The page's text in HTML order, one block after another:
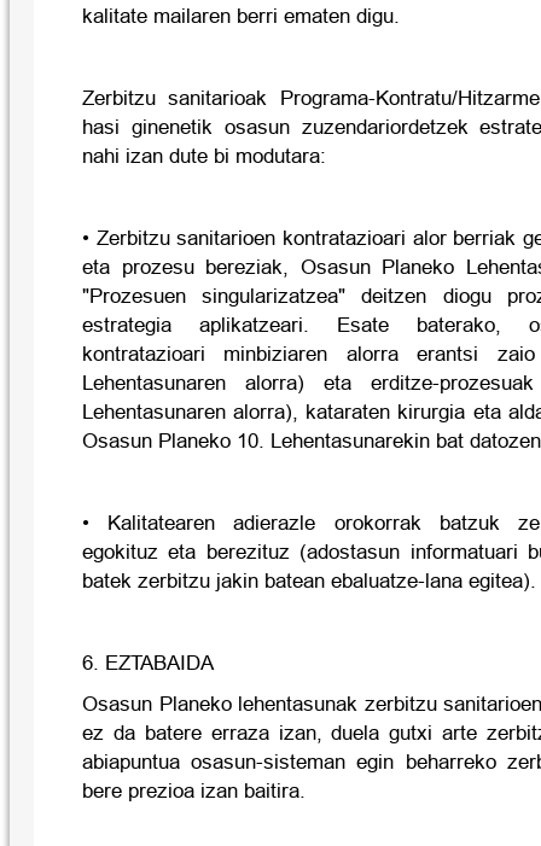
kalitate mailaren berri ematen digu.
Zerbitzu sanitarioak Programa-Kontratu/
hasi ginenetik osasun zuzendariordetzek
nahi izan dute bi modutara:
• Zerbitzu sanitarioen kontratazioari alor berriak
eta prozesu bereziak, Osasun Planeko
"Prozesuen singularizatzea" deitzen diogu
estrategia aplikatzeari. Esate baterako,
kontratazioari minbiziaren alorra erantsi
Lehentasunaren alorra) eta erditze-
Lehentasunaren alorra), kataraten kirurgia eta
Osasun Planeko 10. Lehentasunarekin bat
• Kalitatearen adierazle orokorrak batzuk
egokituz eta berezituz (adostasun informatuari
batek zerbitzu jakin batean ebaluatze-lana egitea).
6. EZTABAIDA
Osasun Planeko lehentasunak zerbitzu
ez da batere erraza izan, duela gutxi arte
abiapuntua osasun-sisteman egin beharreko
bere prezioa izan baitira.